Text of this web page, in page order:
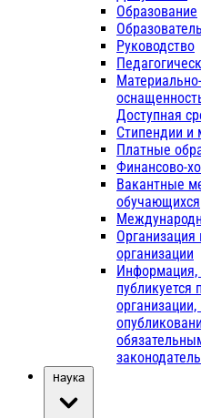
Образование
Руководство
Доступная
Стипендии
Платные
Финансово-
Вакантные
обучающихся
Организация
организации
Информация,
публикуется
Наука